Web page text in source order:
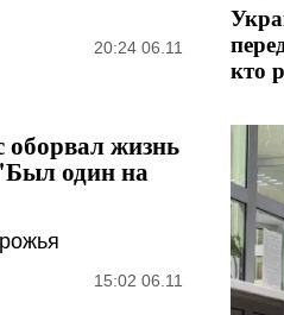
20:24 06.11
оборвал жизнь
один на
15:02 06.11
кто